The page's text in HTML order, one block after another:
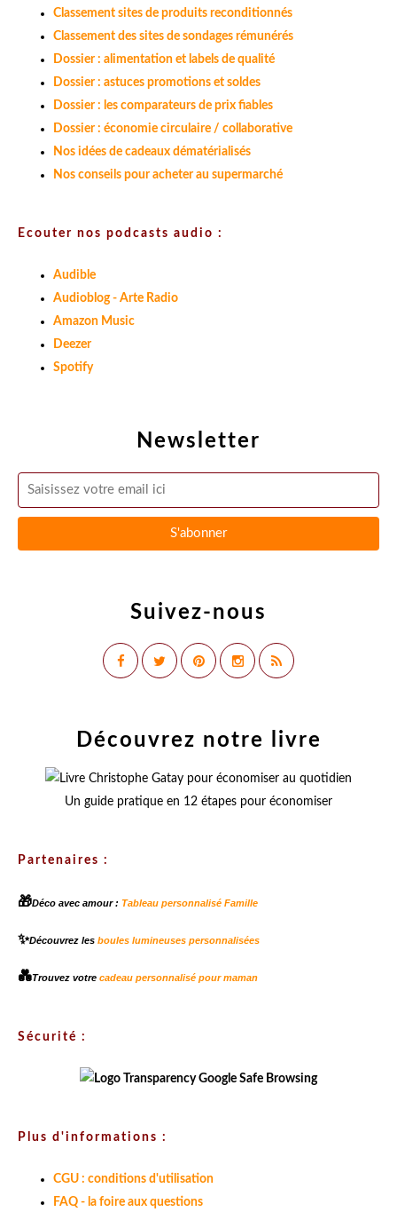
Newsletter
Suivez-nous
Classement sites de produits reconditionnés
Classement des sites de sondages rémunérés
Dossier : alimentation et labels de qualité
Dossier : astuces promotions et soldes
Dossier : les comparateurs de prix fiables
Dossier : économie circulaire / collaborative
Nos idées de cadeaux dématérialisés
Nos conseils pour acheter au supermarché
Ecouter nos podcasts audio :
Audible
Audioblog - Arte Radio
Amazon Music
Deezer
Spotify
Découvrez notre livre
Un guide pratique en 12 étapes pour économiser
Partenaires :
🎁Déco avec amour : Tableau personnalisé Famille
✨Découvrez les boules lumineuses personnalisées
💑Trouvez votre cadeau personnalisé pour maman
Sécurité :
Plus d'informations :
CGU : conditions d'utilisation
FAQ - la foire aux questions